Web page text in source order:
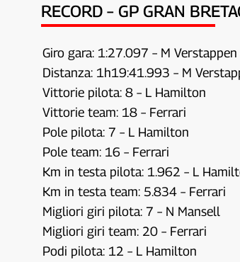
RECORD – GP GRAN
Giro gara: 1:27.097 – M
Distanza: 1h19:41.993 – M
Vittorie pilota: 8 – L Hamilton
Vittorie team: 18 – Ferrari
Pole pilota: 7 – L Hamilton
Pole team: 16 – Ferrari
Km in testa pilota: 1.962 – L
Km in testa team: 5.834 – Ferrari
Migliori giri pilota: 7 – N Mansell
Migliori giri team: 20 – Ferrari
Podi pilota: 12 – L Hamilton